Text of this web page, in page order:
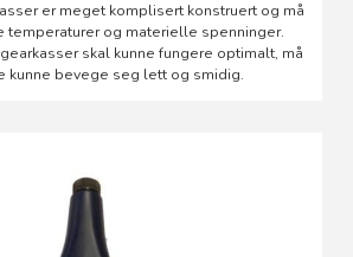
er meget komplisert konstruert og må
temperaturer og materielle spenninger.
skal kunne fungere optimalt, må
kunne bevege seg lett og smidig.